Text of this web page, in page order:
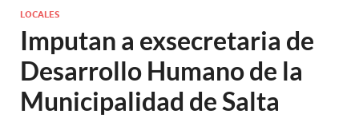
LOCALES
Imputan a exsecretaria de
Desarrollo Humano de la
Municipalidad de Salta